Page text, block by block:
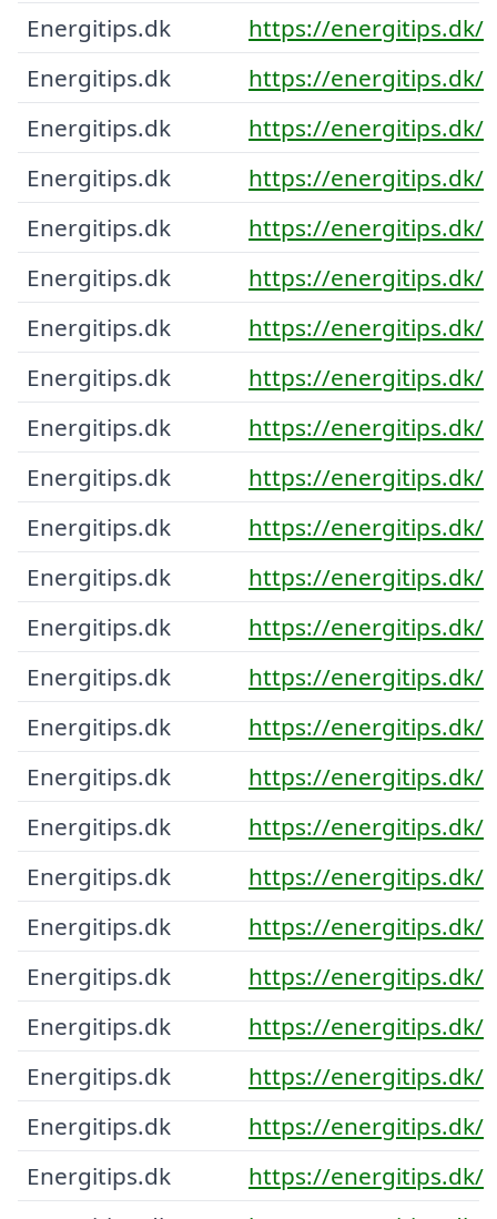
Energitips.dk
https://energitips.dk/
Energitips.dk
https://energitips.dk/
Energitips.dk
https://energitips.dk/
Energitips.dk
https://energitips.dk/
Energitips.dk
https://energitips.dk/
Energitips.dk
https://energitips.dk/
Energitips.dk
https://energitips.dk/
Energitips.dk
https://energitips.dk/
Energitips.dk
https://energitips.dk/
Energitips.dk
https://energitips.dk/
Energitips.dk
https://energitips.dk/
Energitips.dk
https://energitips.dk/
Energitips.dk
https://energitips.dk/
Energitips.dk
https://energitips.dk/
Energitips.dk
https://energitips.dk/
Energitips.dk
https://energitips.dk/
Energitips.dk
https://energitips.dk/
Energitips.dk
https://energitips.dk/
Energitips.dk
https://energitips.dk/
Energitips.dk
https://energitips.dk/
Energitips.dk
https://energitips.dk/
Energitips.dk
https://energitips.dk/
Energitips.dk
https://energitips.dk/
Energitips.dk
https://energitips.dk/